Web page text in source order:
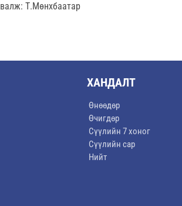
Т.Мөнхбаатар
ХАНДАЛТ
Өнөөдөр
Өчигдөр
Сүүлийн 7 хоног
Сүүлийн сар
Нийт